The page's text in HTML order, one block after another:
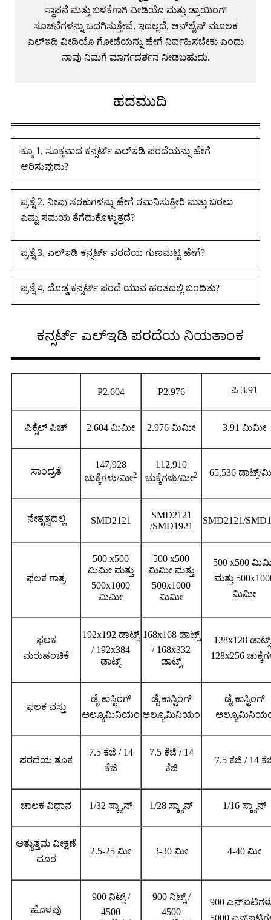
ಸ್ಥಾಪನೆ ಮತ್ತು ಬಳಕೆಗಾಗಿ ವೀಡಿಯೊ ಮತ್ತು ಡ್ರಾಯಿಂಗ್
ಸೂಚನೆಗಳನ್ನು ಒದಗಿಸುತ್ತೇವೆ, ಇದಲ್ಲದೆ, ಆನ್‌ಲೈನ್ ಮೂಲಕ
ಎಲ್ಇಡಿ ವೀಡಿಯೊ ಗೋಡೆಯನ್ನು ಹೇಗೆ ನಿರ್ವಹಿಸಬೇಕು ಎಂದು
ನಾವು ನಿಮಗೆ ಮಾರ್ಗದರ್ಶನ ನೀಡಬಹುದು.
ಹದಮುದಿ
ಕ್ಯೂ 1, ಸೂಕ್ತವಾದ ಕನ್ಸರ್ಟ್ ಎಲ್ಇಡಿ ಪರದೆಯನ್ನು ಹೇಗೆ
ಆರಿಸುವುದು?
ಪ್ರಶ್ನೆ 2, ನೀವು ಸರಕುಗಳನ್ನು ಹೇಗೆ ರವಾನಿಸುತ್ತೀರಿ ಮತ್ತು ಬರಲು
ಎಷ್ಟು ಸಮಯ ತೆಗೆದುಕೊಳ್ಳುತ್ತದೆ?
ಪ್ರಶ್ನೆ 3, ಎಲ್ಇಡಿ ಕನ್ಸರ್ಟ್ ಪರದೆಯ ಗುಣಮಟ್ಟ ಹೇಗೆ?
ಪ್ರಶ್ನೆ 4, ದೊಡ್ಡ ಕನ್ಸರ್ಟ್ ಪರದೆ ಯಾವ ಹಂತದಲ್ಲಿ ಬಂದಿತು?
ಕನ್ಸರ್ಟ್ ಎಲ್ಇಡಿ ಪರದೆಯ ನಿಯತಾಂಕ
P2.604 P2.976 ಪಿ 3.91
ಪಿಕ್ಸೆಲ್ ಪಿಚ್ 2.604 ಮಿಮೀ 2.976 ಮಿಮೀ 3.91 ಮಿಮೀ
ಸಾಂದ್ರತೆ
147,928
ಚುಕ್ಕೆಗಳು/ಮೀ2
112,910
ಚುಕ್ಕೆಗಳು/ಮೀ2 65,536 ಡಾಟ್ಸ್/
ನೇತೃತ್ವದಲ್ಲಿ SMD2121
SMD2121
/SMD1921
SMD2121/
ಫಲಕ ಗಾತ್ರ
500 x500
ಮಿಮೀ ಮತ್ತು
500x1000
ಮಿಮೀ
500 x500
ಮಿಮೀ ಮತ್ತು
500x1000
ಮಿಮೀ
500 x500
ಮತ್ತು
ಮಿಮೀ
ಫಲಕ
ಮರುಹಂಚಿಕೆ
192x192 ಡಾಟ್ಸ್
/ 192x384
ಡಾಟ್ಸ್
168x168 ಡಾಟ್ಸ್
/ 168x332
ಡಾಟ್ಸ್
128x128
128x256
ಫಲಕ ವಸ್ತು
ಡೈ ಕಾಸ್ಟಿಂಗ್
ಅಲ್ಯೂಮಿನಿಯಂ
ಡೈ ಕಾಸ್ಟಿಂಗ್
ಅಲ್ಯೂಮಿನಿಯಂ
ಡೈ ಕಾಸ್ಟಿಂಗ್
ಪರದೆಯ ತೂಕ
7.5 ಕೆಜಿ / 14
ಕೆಜಿ
7.5 ಕೆಜಿ / 14
ಕೆಜಿ
7.5 ಕೆಜಿ / 14
ಚಾಲಕ ವಿಧಾನ 1/32 ಸ್ಕ್ಯಾನ್ 1/28 ಸ್ಕ್ಯಾನ್ 1/16 ಸ್ಕ್ಯಾನ್
ಅತ್ಯುತ್ತಮ ವೀಕ್ಷಣೆ
ದೂರ
2.5-25 ಮೀ 3-30 ಮೀ 4-40 ಮೀ
ಹೊಳಪು
900 ನಿಟ್ಸ್ /
4500
900 ನಿಟ್ಸ್ /
4500
900
5000